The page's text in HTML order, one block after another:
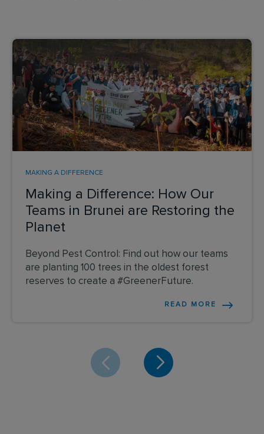
Making a Difference: How Our
Teams in Brunei are Restoring the
Planet
MAKING A DIFFERENCE
Beyond Pest Control: Find out how our teams
are planting 100 trees in the oldest forest
reserves to create a #GreenerFuture.
READ MORE